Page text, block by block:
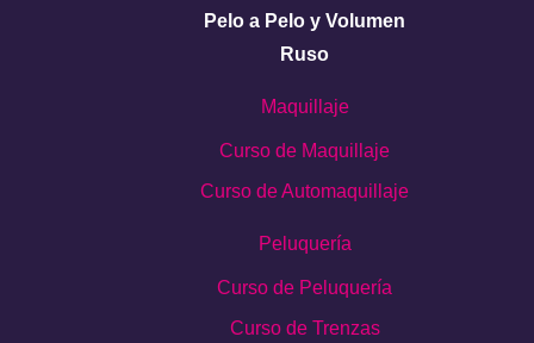
Pelo a Pelo y Volumen
Ruso
Maquillaje
Curso de Maquillaje
Curso de Automaquillaje
Peluquería
Curso de Peluquería
Curso de Trenzas